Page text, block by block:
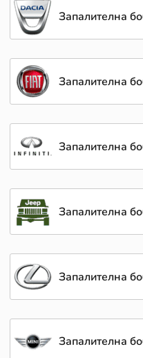
Запалителна
Запалителна
Запалителна
Запалителна
Запалителна
Запалителна